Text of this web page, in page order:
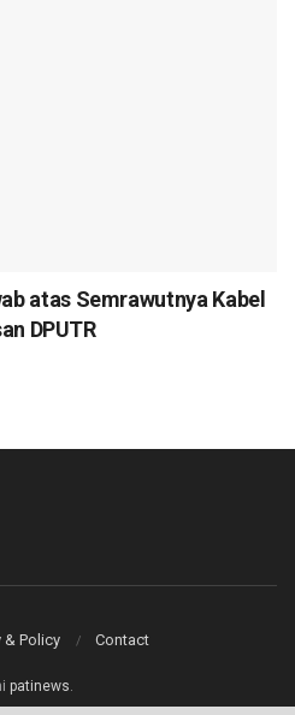
atas Semrawutnya Kabel
DPUTR
& Policy Contact
patinews.